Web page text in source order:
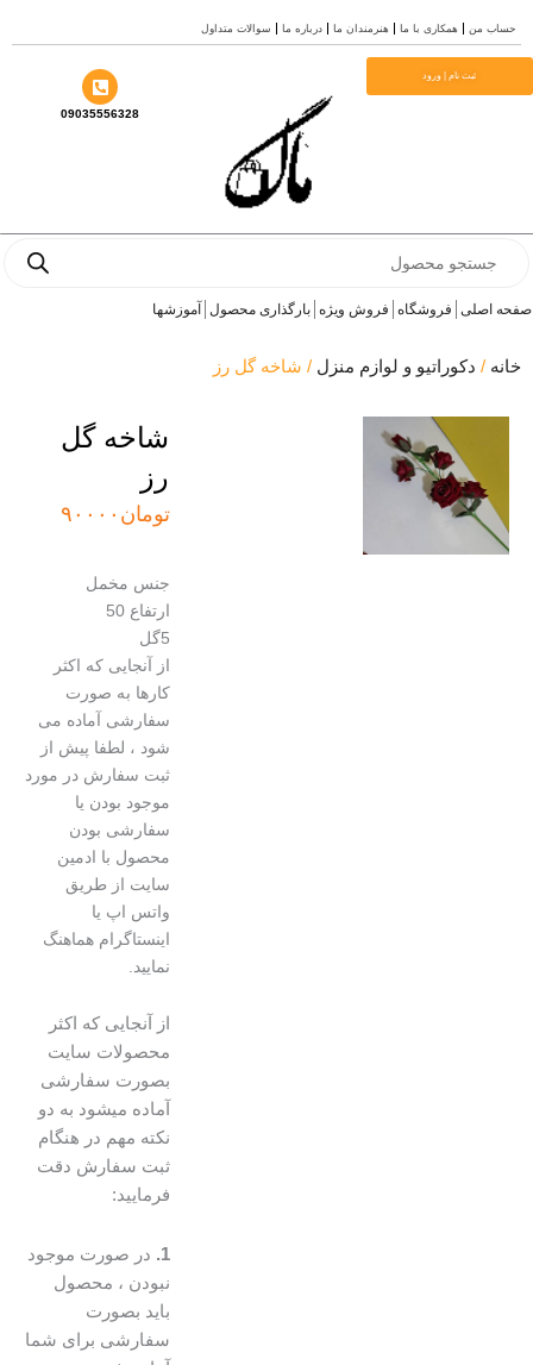
من همکاری با ما هنرمندان ما درباره ما سوالات متداول
ثبت نام | ورود
09035556328
اصلی فروشگاه فروش ویژه بارگذاری محصول آموزشها
/دکوراتیو و لوازم منزل/ شاخه گل رز
شاخه گل
رز
تومان۹۰۰۰۰
جنس مخمل
ارتفاع 50
از آنجایی که اکثر
کارها به صورت
سفارشی آماده می
شود ، لطفا پیش از
ثبت سفارش در مورد
موجود بودن یا
سفارشی بودن
محصول با ادمین
سایت از طریق
واتس اپ یا
اینستاگرام هماهنگ
نمایید.
از آنجایی که اکثر
محصولات سایت
بصورت سفارشی
آماده میشود به دو
نکته مهم در هنگام
ثبت سفارش دقت
فرمایید:
در صورت موجود
نبودن ، محصول
باید بصورت
سفارشی برای شما